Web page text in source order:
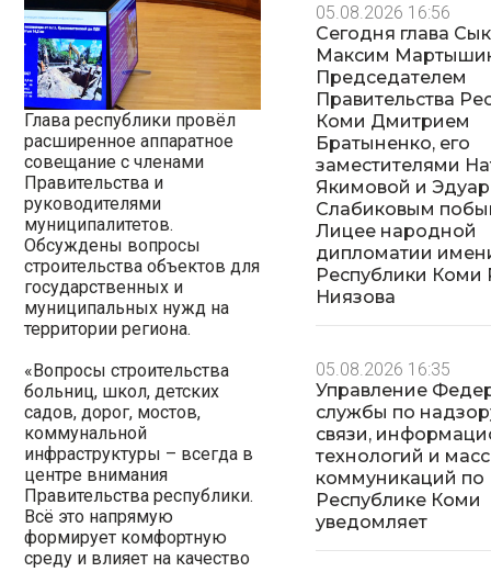
Глава республики провёл
расширенное аппаратное
совещание с членами
Правительства и
руководителями
муниципалитетов.
Обсуждены вопросы
строительства объектов для
государственных и
муниципальных нужд на
территории региона.
«Вопросы строительства
больниц, школ, детских
садов, дорог, мостов,
коммунальной
инфраструктуры – всегда в
центре внимания
Правительства республики.
Всё это напрямую
формирует комфортную
среду и влияет на качество
05.08.2026 16:56
Сегодня глава
Максим
Председателем
Правительства
Коми Дмитрием
Братыненко, его
заместителями
Якимовой и
Слабиковым
Лицее народной
дипломатии
Республики Коми
Ниязова
05.08.2026 16:35
Управление
службы по
связи,
технологий и
коммуникаций по
Республике Коми
уведомляет